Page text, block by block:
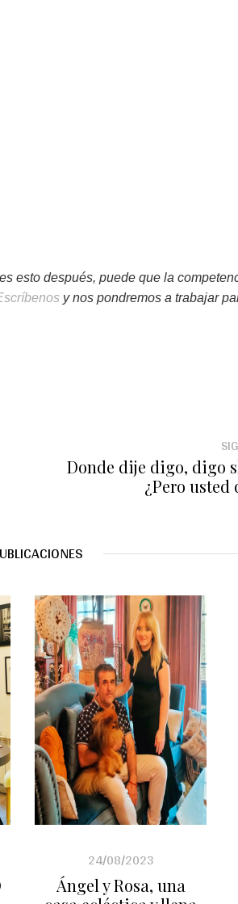
esto después, puede que la
y nos pondremos a trabajar
Donde dije digo, digo
¿Pero usted
24/08/2023
Ángel y Rosa, una